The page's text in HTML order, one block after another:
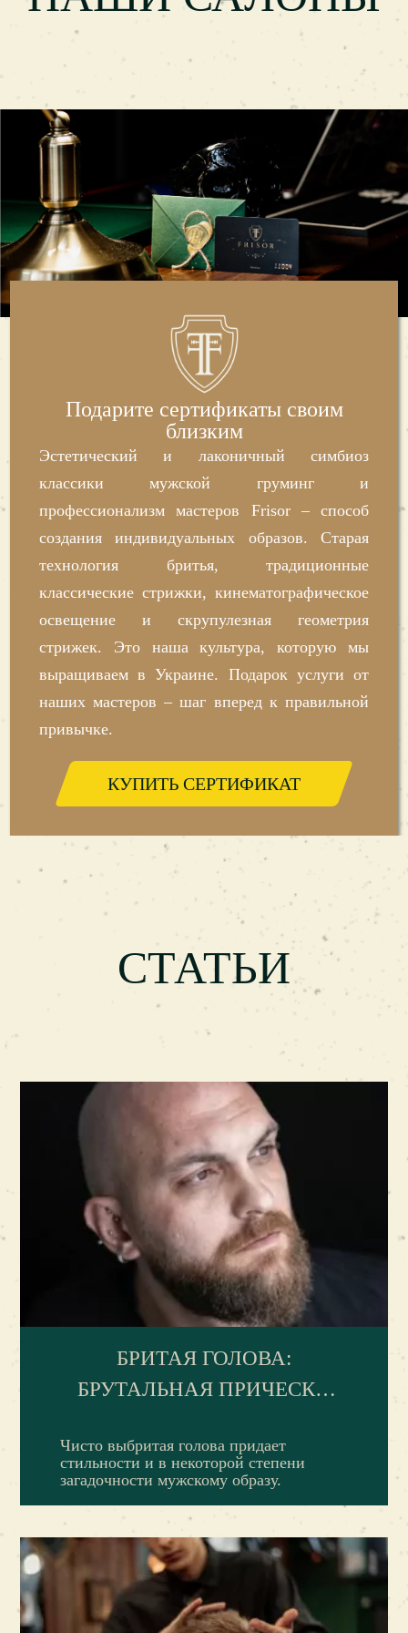
Подарите сертификаты своим
близким
Эстетический и лаконичный симбиоз
классики мужской груминг и
профессионализм мастеров Frisor – способ
создания индивидуальных образов. Старая
технология бритья, традиционные
классические стрижки, кинематографическое
освещение и скрупулезная геометрия
стрижек. Это наша культура, которую мы
выращиваем в Украине. Подарок услуги от
наших мастеров – шаг вперед к правильной
привычке.
КУПИТЬ СЕРТИФИКАТ
СТАТЬИ
БРИТАЯ ГОЛОВА:
БРУТАЛЬНАЯ ПРИЧЕСКА
Чисто выбритая голова придает
стильности и в некоторой степени
загадочности мужскому образу.